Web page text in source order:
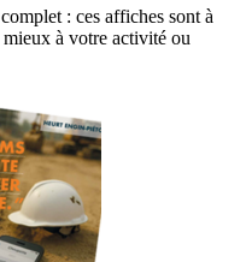
: ces affiches sont à
à votre activité ou